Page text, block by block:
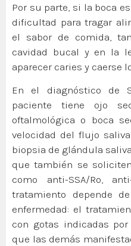
Por su parte, si la boca
dificultad para tragar
el sabor de comida,
cavidad bucal y en la
aparecer caries y caerse
En el diagnóstico de
paciente tiene ojo
oftalmológica o boca
velocidad del flujo
biopsia de glándula
que también se
como anti-SSA/Ro,
tratamiento depende
enfermedad: el
con gotas indicadas
que las demás